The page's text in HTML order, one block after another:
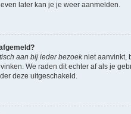
later kan je je weer aanmelden.
aan bij ieder bezoekniet aanvinkt,
We raden dit echter af als je
deze uitgeschakeld.